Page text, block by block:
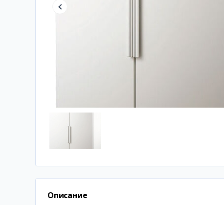
Описание